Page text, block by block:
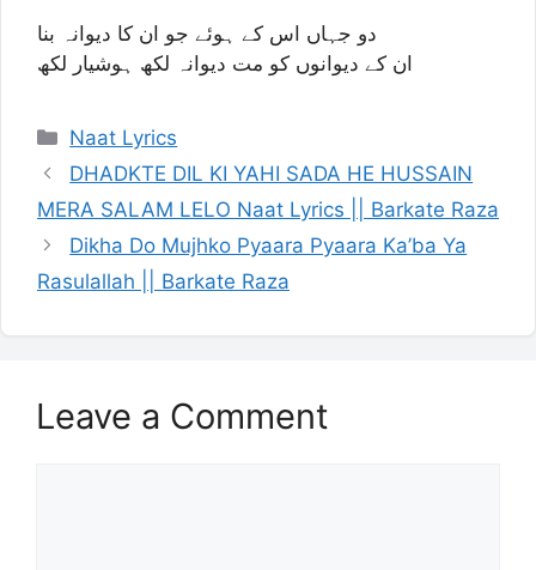
دو جہاں اس کے ہوئے جو ان کا دیوانہ بنا
ان کے دیوانوں کو مت دیوانہ لکھ ہوشیار لکھ
Categories
Naat Lyrics
DHADKTE DIL KI YAHI SADA HE HUSSAIN
MERA SALAM LELO Naat Lyrics || Barkate Raza
Dikha Do Mujhko Pyaara Pyaara Ka’ba Ya
Rasulallah || Barkate Raza
Leave a Comment